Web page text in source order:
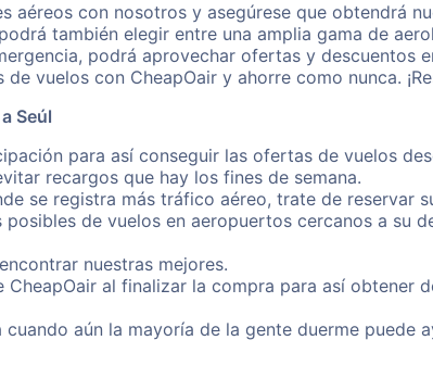
aéreos con nosotros y asegúrese que obtendrá
también elegir entre una amplia gama de
podrá aprovechar ofertas y descuentos
vuelos con CheapOair y ahorre como nunca.
Seúl
para así conseguir las ofertas de vuelos
recargos que hay los fines de semana.
se registra más tráfico aéreo, trate de reservar
de vuelos en aeropuertos cercanos a su
nuestras mejores.
al finalizar la compra para así obtener
aún la mayoría de la gente duerme puede